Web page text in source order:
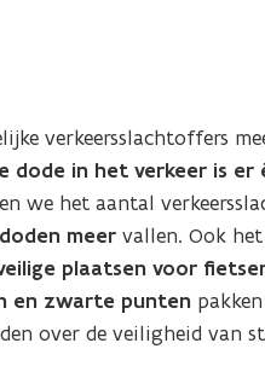
verkeersslachtoffers
dode in het verkeer is er
we het aantal
meer vallen. Ook
plaatsen voor
en zwarte punten
over de veiligheid van